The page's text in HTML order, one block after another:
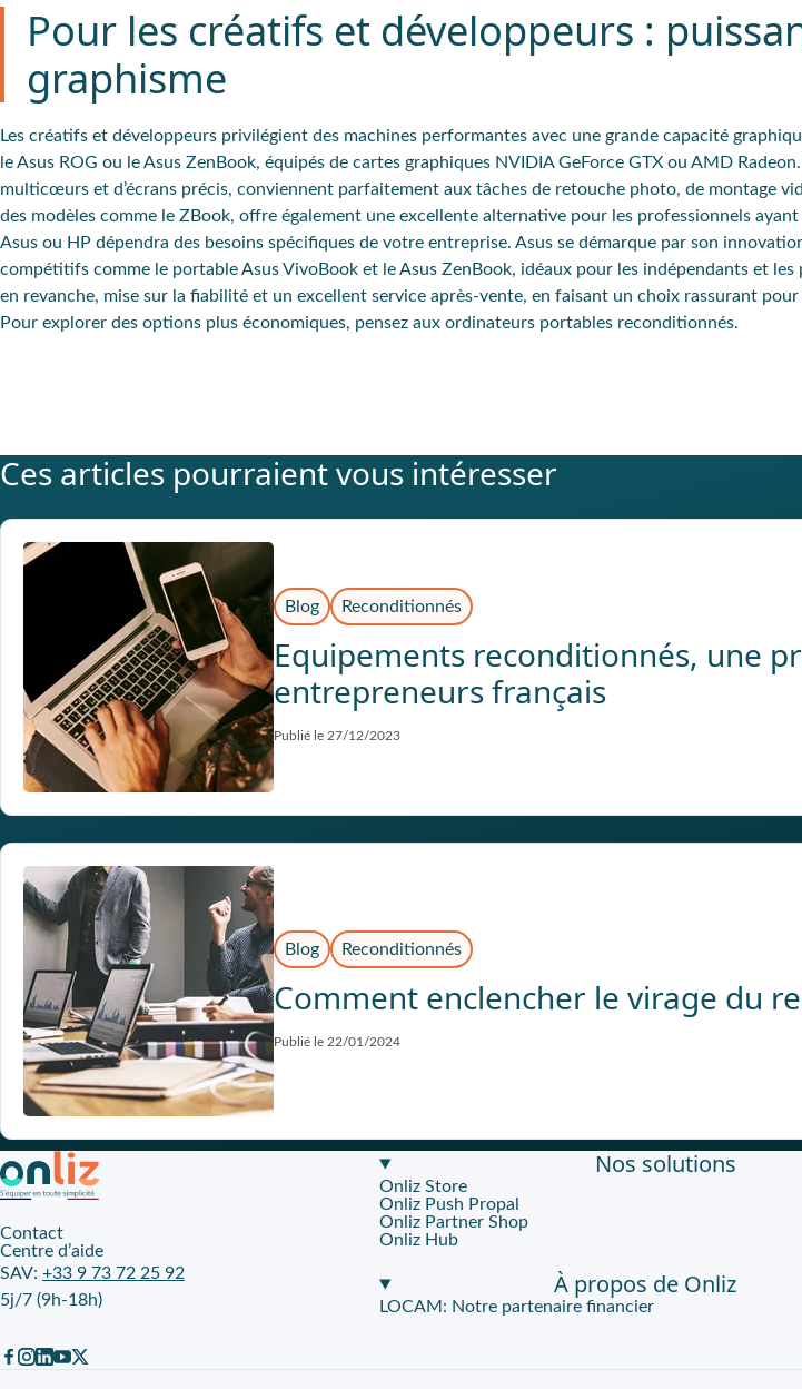
Pour les créatifs et développeurs :
graphisme
Les créatifs et développeurs privilégient des machines performantes avec une grande capacité
leAsus ROG ou leAsus ZenBook, équipés de cartes graphiques NVIDIA GeForce GTX ou AMD Radeon
multicœurs et d’écrans précis, conviennent parfaitement aux tâches de retouche photo, de montage
des modèles comme le ZBook, offre également une excellente alternative pour les professionnels
Asus ou HP dépendra des besoins spécifiques de votre entreprise. Asus se démarque par son
compétitifs comme le portable Asus VivoBook et le Asus ZenBook, idéaux pour les indépendants et les
en revanche, mise sur la fiabilité et un excellent service après-vente, en faisant un choix rassurant
Pour explorer des options plus économiques, pensez aux ordinateurs portables reconditionnés.
Ces articles pourraient vous intéresser
Blog Reconditionnés
Equipements reconditionnés, une
entrepreneurs français
Publié le 27/12/2023
Blog Reconditionnés
Comment enclencher le virage du
Publié le 22/01/2024
Contact
Centre d’aide
SAV: +33 9 73 72 25 92
5j/7 (9h-18h)
Nos solutions
Onliz Store
Onliz Push Propal
Onliz Partner Shop
Onliz Hub
À propos de Onliz
LOCAM: Notre partenaire financier